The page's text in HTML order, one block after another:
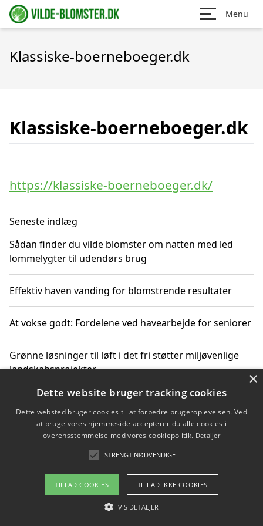
Menu
Klassiske-boerneboeger.dk
Klassiske-boerneboeger.dk
https://klassiske-boerneboeger.dk/
Seneste indlæg
Sådan finder du vilde blomster om natten med led
lommelygter til udendørs brug
Effektiv haven vanding for blomstrende resultater
At vokse godt: Fordelene ved havearbejde for seniorer
Grønne løsninger til løft i det fri støtter miljøvenlige
landskabsprojekter
Gør haven til et frirum for familien og naturen
Copyright 2026 - Pilanto Aps
Om / kontakt
Blog Betingelser
×
Dette website bruger tracking cookies
Dette websted bruger cookies til at forbedre brugeroplevelsen. Ved
at bruge vores hjemmeside accepterer du alle cookies i
overensstemmelse med vores cookiepolitik. Detaljer
STRENGT NØDVENDIGE
TILLAD COOKIES TILLAD IKKE COOKIES
VIS DETALJER